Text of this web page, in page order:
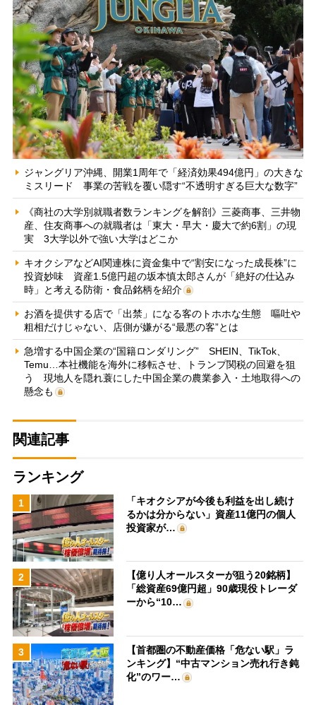
ジャングリア沖縄、開業1周年で「経済効果494億円」の大きな
ミスリード 事業の苦戦を覆い隠す“不透明すぎる巨大な数字”
《商社の大学別就職者数ランキングを解剖》三菱商事、三井物
産、住友商事への就職者は「東大・早大・慶大で約6割」の現
実 3大学以外で強い大学はどこか
キオクシアなどAI関連株に資金集中で“割安になった成長株”に
投資妙味 資産1.5億円超の坂本慎太郎さんが「絶好の仕込み
時」と考える防衛・食品銘柄を紹介
お酒を提供する店で「出禁」になる客のトホホな生態 嘔吐や
粗相だけじゃない、店側が嫌がる“最悪の客”とは
急増する中国企業の“国籍ロンダリング” SHEIN、TikTok、
Temu…本社機能を海外に移転させ、トランプ関税の回避を狙
う 現地人を隠れ蓑にした中国企業の農業参入・土地取得への
懸念も
関連記事
ランキング
1
「キオクシアが今後も利益を出し続け
るかは分からない」資産11億円の個人
投資家が…
2
【億り人オールスターが狙う20銘柄】
「総資産69億円超」90歳現役トレーダ
ーから“10…
3
【首都圏の不動産価格「危ない駅」ラ
ンキング】“中古マンション売れ行き鈍
化”のワー…